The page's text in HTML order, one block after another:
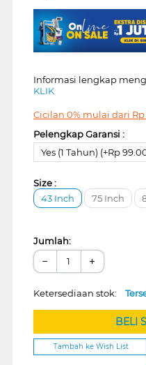
Informasi lengkap
KLIK
Cicilan 0% mulai dari Rp
Pelengkap Garansi :
Yes (1 Tahun) (+Rp
Size :
43 Inch
75 Inch
Jumlah:
− +
Ketersediaan stok:
BELI
Tambah ke Wish List